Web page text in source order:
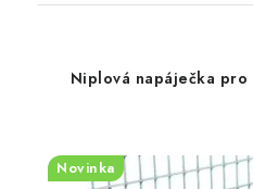
Niplová napáječka
Novinka